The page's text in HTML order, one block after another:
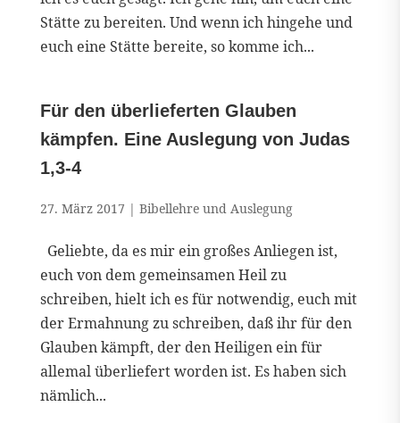
Stätte zu bereiten. Und wenn ich hingehe und
euch eine Stätte bereite, so komme ich...
Für den überlieferten Glauben
kämpfen. Eine Auslegung von Judas
1,3-4
27. März 2017 | Bibellehre und Auslegung
Geliebte, da es mir ein großes Anliegen ist,
euch von dem gemeinsamen Heil zu
schreiben, hielt ich es für notwendig, euch mit
der Ermahnung zu schreiben, daß ihr für den
Glauben kämpft, der den Heiligen ein für
allemal überliefert worden ist. Es haben sich
nämlich...